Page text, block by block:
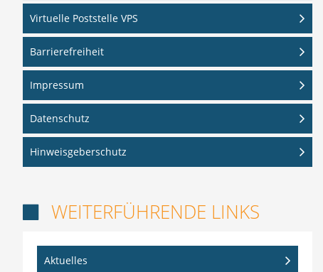
Virtuelle Poststelle VPS
Barrierefreiheit
Impressum
Datenschutz
Hinweisgeberschutz
WEITERFÜHRENDE LINKS
Aktuelles